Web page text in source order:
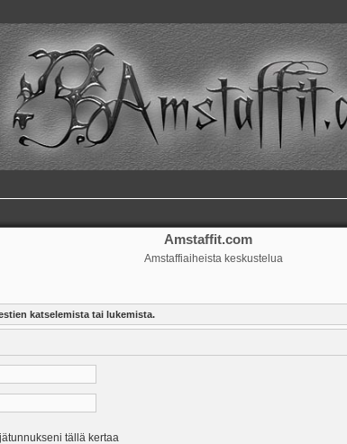
Amstaffit.com
Amstaffiaiheista keskustelua
katselemista tai lukemista.
tällä kertaa